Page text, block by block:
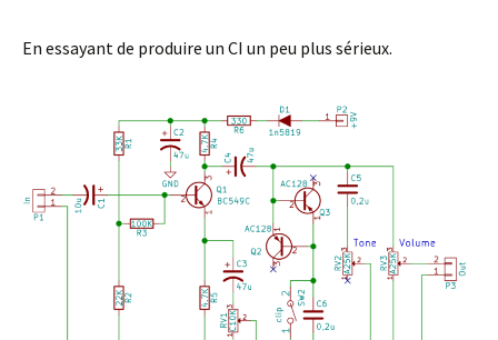
En essayant de produire un CI un peu plus sérieux.